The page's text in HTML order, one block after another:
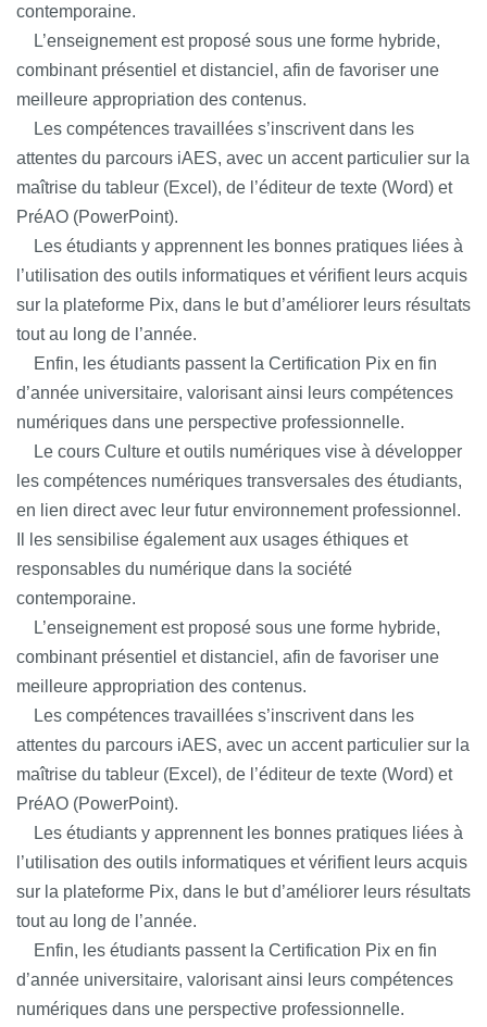
contemporaine.
L’enseignement est proposé sous une forme hybride,
combinant présentiel et distanciel, afin de favoriser une
meilleure appropriation des contenus.
Les compétences travaillées s’inscrivent dans les
attentes du parcours iAES, avec un accent particulier sur la
maîtrise du tableur (Excel), de l’éditeur de texte (Word) et
PréAO (PowerPoint).
Les étudiants y apprennent les bonnes pratiques liées à
l’utilisation des outils informatiques et vérifient leurs acquis
sur la plateforme Pix, dans le but d’améliorer leurs résultats
tout au long de l’année.
Enfin, les étudiants passent la Certification Pix en fin
d’année universitaire, valorisant ainsi leurs compétences
numériques dans une perspective professionnelle.
Le cours Culture et outils numériques vise à développer
les compétences numériques transversales des étudiants,
en lien direct avec leur futur environnement professionnel.
Il les sensibilise également aux usages éthiques et
responsables du numérique dans la société
contemporaine.
L’enseignement est proposé sous une forme hybride,
combinant présentiel et distanciel, afin de favoriser une
meilleure appropriation des contenus.
Les compétences travaillées s’inscrivent dans les
attentes du parcours iAES, avec un accent particulier sur la
maîtrise du tableur (Excel), de l’éditeur de texte (Word) et
PréAO (PowerPoint).
Les étudiants y apprennent les bonnes pratiques liées à
l’utilisation des outils informatiques et vérifient leurs acquis
sur la plateforme Pix, dans le but d’améliorer leurs résultats
tout au long de l’année.
Enfin, les étudiants passent la Certification Pix en fin
d’année universitaire, valorisant ainsi leurs compétences
numériques dans une perspective professionnelle.